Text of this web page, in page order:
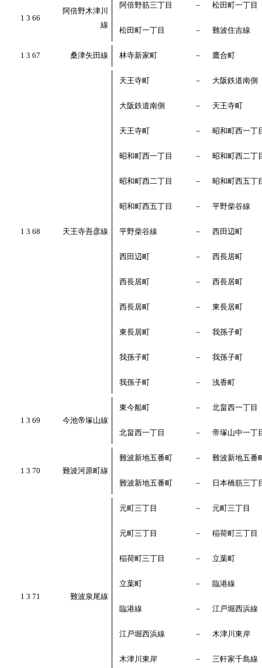
1 3 66
阿倍野木津川
線
阿倍野筋三丁目 － 松田町一丁目
松田町一丁目 － 難波住吉線
1 3 67 桑津矢田線 林寺新家町 － 鷹合町
1 3 68 天王寺吾彦線
天王寺町 － 大阪鉄道南側
大阪鉄道南側 － 天王寺町
天王寺町 － 昭和町西一丁
昭和町西一丁目 － 昭和町西二丁
昭和町西二丁目 － 昭和町西五丁
昭和町西五丁目 － 平野柴谷線
平野柴谷線 － 西田辺町
西田辺町 － 西長居町
西長居町 － 西長居町
西長居町 － 東長居町
東長居町 － 我孫子町
我孫子町 － 我孫子町
我孫子町 － 浅香町
1 3 69 今池帝塚山線
東今船町 － 北畠西一丁目
北畠西一丁目 － 帝塚山中一丁
1 3 70 難波河原町線
難波新地五番町 － 難波新地五番
難波新地五番町 － 日本橋筋三丁
1 3 71 難波泉尾線
元町三丁目 － 元町三丁目
元町三丁目 － 稲荷町三丁目
稲荷町三丁目 － 立葉町
立葉町 － 臨港線
臨港線 － 江戸堀西浜線
江戸堀西浜線 － 木津川東岸
木津川東岸 － 三軒家千島線